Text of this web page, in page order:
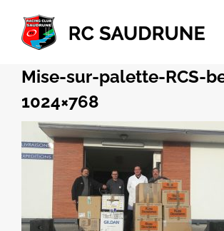
Passer
contenu
Mise-sur-palette-RCS-
1024×768